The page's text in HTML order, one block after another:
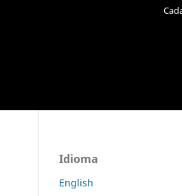
Idioma
English